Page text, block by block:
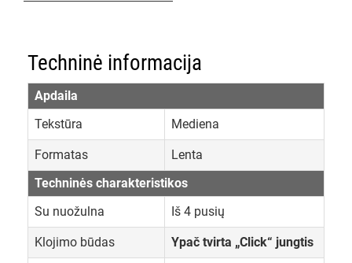
Techninė informacija
Apdaila
Tekstūra
Mediena
Formatas
Lenta
Techninės charakteristikos
Su nuožulna
Iš 4 pusių
Klojimo būdas Ypač tvirta „Click“ jungtis